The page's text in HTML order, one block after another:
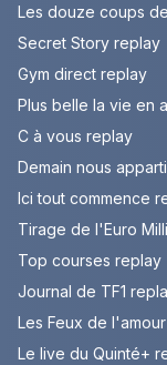
Les douze coups
Secret Story replay
Gym direct replay
Plus belle la vie en
C à vous replay
Demain nous
Ici tout commence
Tirage de l'Euro
Top courses replay
Journal de TF1
Les Feux de
Le live du Quinté+